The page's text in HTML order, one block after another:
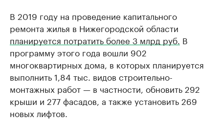
В 2019 году на проведение капитального
ремонта жилья в Нижегородской области
планируется потратить более 3 млрд руб. В
программу этого года вошли 902
многоквартирных дома, в которых планируется
выполнить 1,84 тыс. видов строительно-
монтажных работ — в частности, обновить 292
крыши и 277 фасадов, а также установить 269
новых лифтов.